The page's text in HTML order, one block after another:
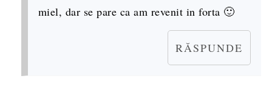
miel, dar se pare ca am revenit in forta 🙂
RĂSPUNDE